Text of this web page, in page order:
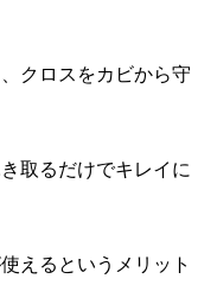
クロスをカビから守
取るだけでキレイに
えるというメリット